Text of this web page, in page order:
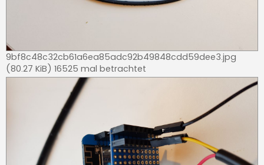
9bf8c48c32cb61a6ea85adc92b49848cdd59dee3.jpg
(80.27 KiB) 16525 mal betrachtet